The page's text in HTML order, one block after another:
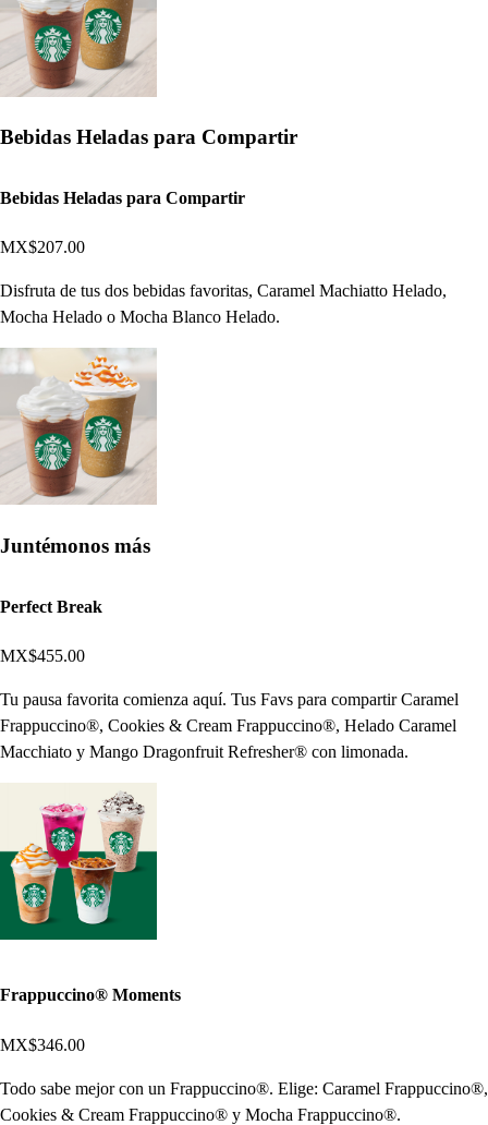
Bebidas Heladas para Compartir
Bebidas Heladas para Compartir
MX$207.00
Disfruta de tus dos bebidas favoritas, Caramel Machiatto Helado,
Mocha Helado o Mocha Blanco Helado.
Juntémonos más
Perfect Break
MX$455.00
Tu pausa favorita comienza aquí. Tus Favs para compartir Caramel
Frappuccino®, Cookies & Cream Frappuccino®, Helado Caramel
Macchiato y Mango Dragonfruit Refresher® con limonada.
Frappuccino® Moments
MX$346.00
Todo sabe mejor con un Frappuccino®. Elige: Caramel Frappuccino®,
Cookies & Cream Frappuccino® y Mocha Frappuccino®.